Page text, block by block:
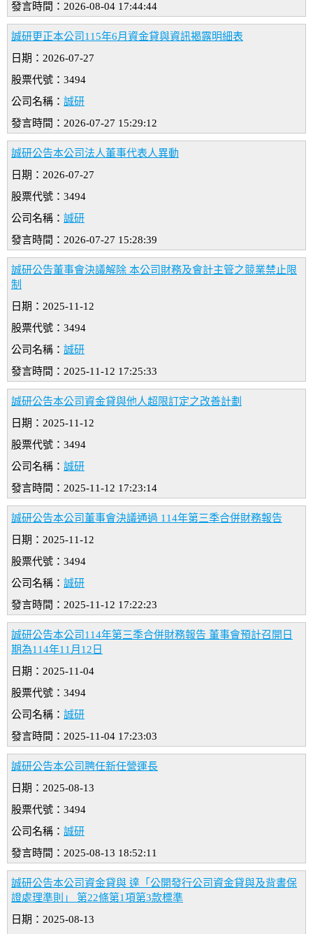
發言時間：2026-08-04 17:44:44
誠研更正本公司115年6月資金貸與資訊揭露明細表
日期：2026-07-27
股票代號：3494
公司名稱： 誠研
發言時間：2026-07-27 15:29:12
誠研公告本公司法人董事代表人異動
日期：2026-07-27
股票代號：3494
公司名稱： 誠研
發言時間：2026-07-27 15:28:39
誠研公告董事會決議解除 本公司財務及會計主管之競業禁止限
制
日期：2025-11-12
股票代號：3494
公司名稱： 誠研
發言時間：2025-11-12 17:25:33
誠研公告本公司資金貸與他人超限訂定之改善計劃
日期：2025-11-12
股票代號：3494
公司名稱： 誠研
發言時間：2025-11-12 17:23:14
誠研公告本公司董事會決議通過 114年第三季合併財務報告
日期：2025-11-12
股票代號：3494
公司名稱： 誠研
發言時間：2025-11-12 17:22:23
誠研公告本公司114年第三季合併財務報告 董事會預計召開日
期為114年11月12日
日期：2025-11-04
股票代號：3494
公司名稱： 誠研
發言時間：2025-11-04 17:23:03
誠研公告本公司聘任新任營運長
日期：2025-08-13
股票代號：3494
公司名稱： 誠研
發言時間：2025-08-13 18:52:11
誠研公告本公司資金貸與 達「公開發行公司資金貸與及背書保
證處理準則」 第22條第1項第3款標準
日期：2025-08-13